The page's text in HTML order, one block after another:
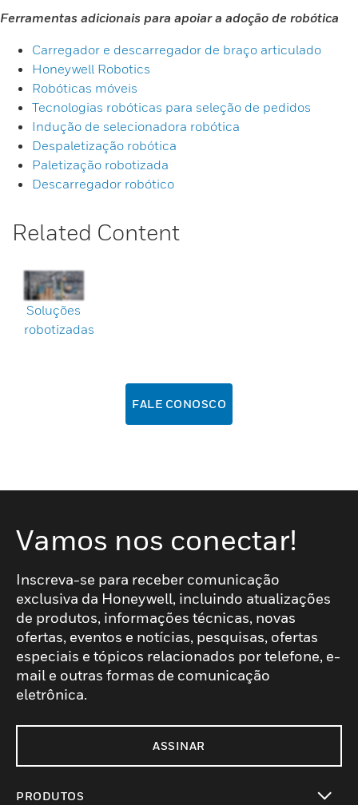
Ferramentas adicionais para apoiar a adoção de robótica
Carregador e descarregador de braço articulado
Honeywell Robotics
Robóticas móveis
Tecnologias robóticas para seleção de pedidos
Indução de selecionadora robótica
Despaletização robótica
Paletização robotizada
Descarregador robótico
Related Content
Soluções
robotizadas
FALE CONOSCO
Vamos nos conectar!
Inscreva-se para receber comunicação
exclusiva da Honeywell, incluindo atualizações
de produtos, informações técnicas, novas
ofertas, eventos e notícias, pesquisas, ofertas
especiais e tópicos relacionados por telefone, e-
mail e outras formas de comunicação
eletrônica.
ASSINAR
PRODUTOS